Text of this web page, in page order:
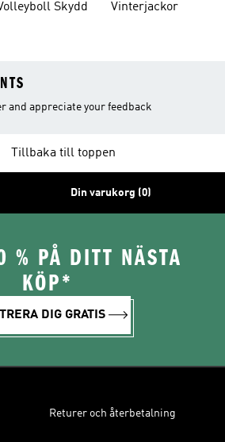
Skydd
Vinterjackor
and appreciate your feedback
Tillbaka till toppen
Din varukorg (0)
% PÅ DITT NÄSTA
KÖP*
DIG GRATIS
Returer och återbetalning